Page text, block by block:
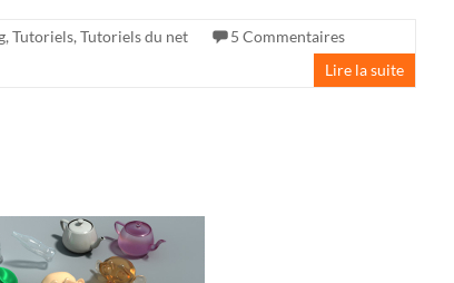
, Tutoriels, Tutoriels du net
5 Commentaires
Lire la suite